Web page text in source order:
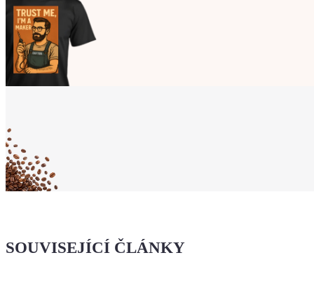
že jsi Maker!
Koupit tričko
SOUVISEJÍCÍ ČLÁNKY